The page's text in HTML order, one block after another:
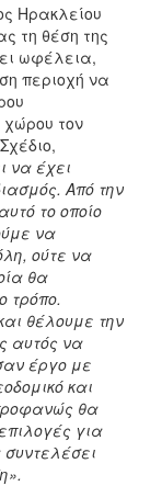
Ηρακλείου
τη θέση της
ωφέλεια,
περιοχή να
χώρου τον
να έχει
Από την
το οποίο
να
ούτε να
θα
τρόπο.
θέλουμε την
αυτός να
έργο με
και
θα
για